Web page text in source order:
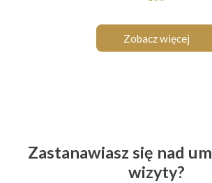
Zobacz więcej
Zastanawiasz się nad
wizyty?